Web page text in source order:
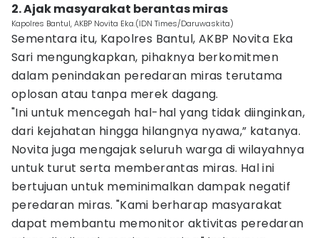
2. Ajak masyarakat berantas miras
Kapolres Bantul, AKBP Novita Eka.(IDN Times/Daruwaskita)
Sementara itu, Kapolres Bantul, AKBP Novita Eka
Sari mengungkapkan, pihaknya berkomitmen
dalam penindakan peredaran miras terutama
oplosan atau tanpa merek dagang.
"Ini untuk mencegah hal-hal yang tidak diinginkan,
dari kejahatan hingga hilangnya nyawa,” katanya.
Novita juga mengajak seluruh warga di wilayahnya
untuk turut serta memberantas miras. Hal ini
bertujuan untuk meminimalkan dampak negatif
peredaran miras. "Kami berharap masyarakat
dapat membantu memonitor aktivitas peredaran